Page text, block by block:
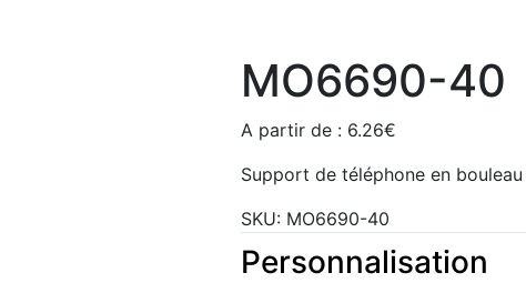
MO6690-40
A partir de : 6.26€
Support de téléphone en bouleau
SKU: MO6690-40
Personnalisation